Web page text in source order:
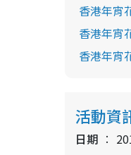
香港年宵
香港年宵
香港年宵
活動資
日期